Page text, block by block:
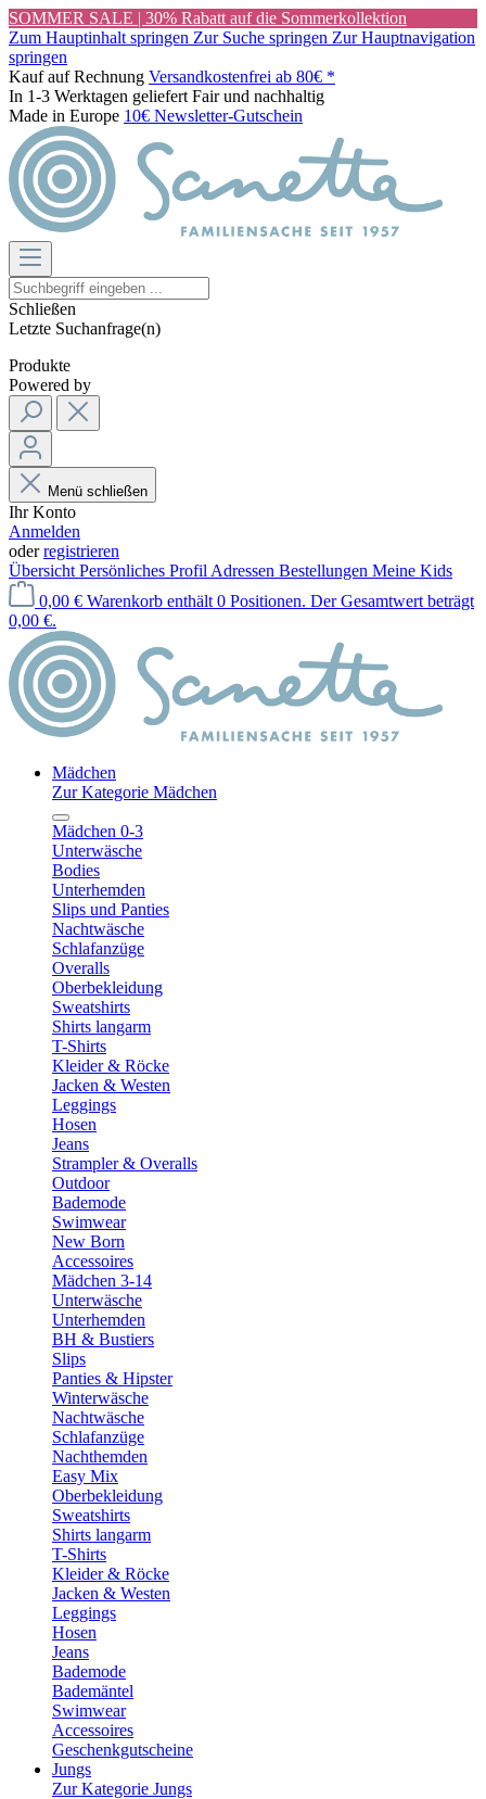
SOMMER SALE | 30% Rabatt auf die Sommerkollektion
Zum Hauptinhalt springen Zur Suche springen Zur Hauptnavigation
springen
Kauf auf Rechnung Versandkostenfrei ab 80€ *
In 1-3 Werktagen geliefert Fair und nachhaltig
Made in Europe 10€ Newsletter-Gutschein
Schließen
Letzte Suchanfrage(n)
Produkte
Powered by
Menü schließen
Ihr Konto
Anmelden
oderregistrieren
Übersicht Persönliches Profil Adressen Bestellungen Meine Kids
0,00 € Warenkorb enthält 0 Positionen. Der Gesamtwert beträgt
0,00 €.
Mädchen
Zur Kategorie Mädchen
Mädchen 0-3
Unterwäsche
Bodies
Unterhemden
Slips und Panties
Nachtwäsche
Schlafanzüge
Overalls
Oberbekleidung
Sweatshirts
Shirts langarm
T-Shirts
Kleider & Röcke
Jacken & Westen
Leggings
Hosen
Jeans
Strampler & Overalls
Outdoor
Bademode
Swimwear
New Born
Accessoires
Mädchen 3-14
Unterwäsche
Unterhemden
BH & Bustiers
Slips
Panties & Hipster
Winterwäsche
Nachtwäsche
Schlafanzüge
Nachthemden
Easy Mix
Oberbekleidung
Sweatshirts
Shirts langarm
T-Shirts
Kleider & Röcke
Jacken & Westen
Leggings
Hosen
Jeans
Bademode
Bademäntel
Swimwear
Accessoires
Geschenkgutscheine
Jungs
Zur Kategorie Jungs